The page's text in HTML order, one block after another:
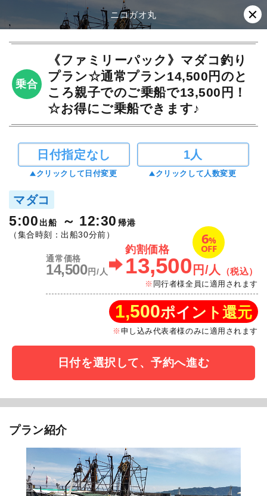
ニコガオ丸
乗合
《ファミリーパック》マダコ釣り
プラン☆通常プラン14,500円のと
ころ親子でのご乗船で13,500円！
☆お得にご乗船できます♪
日付指定なし
クリックして日付変更
1人
クリックして人数変更
マダコ
5:00 出船 12:30 帰港
（集合時刻：出船30分前）
通常価格
14,500 円/人
釣割価格
13,500 円/人 （税込）
6%
OFF
同行者様全員に適用されます
1,500ポイント還元
申し込み代表者様のみに適用されます
日付を選択して、予約へ進む
プラン紹介